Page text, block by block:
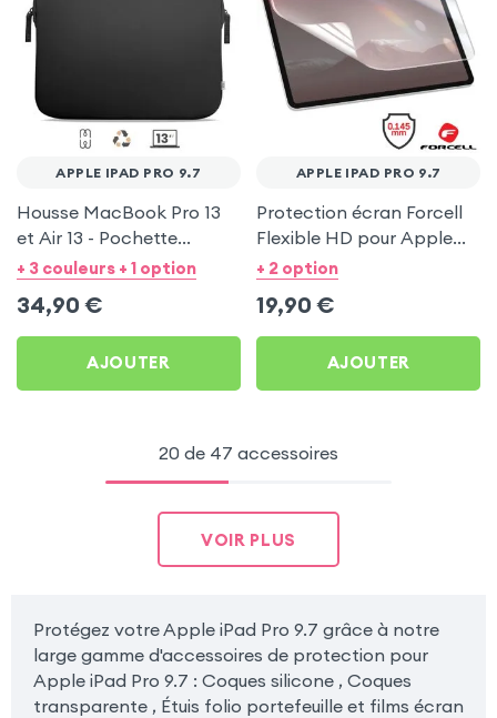
APPLE IPAD PRO 9.7
Housse MacBook Pro 13
et Air 13 - Pochette
Zippée MW Basics ²Life
+ 3 couleurs + 1 option
34,90 €
AJOUTER
APPLE IPAD PRO 9.7
Protection écran Forcell
Flexible HD pour Apple
iPad Pro 9.7
+ 2 option
19,90 €
AJOUTER
20 de 47 accessoires
VOIR PLUS
Protégez votre Apple iPad Pro 9.7 grâce à notre
large gamme d'accessoires de protection pour
Apple iPad Pro 9.7 : Coques silicone , Coques
transparente , Étuis folio portefeuille et films écran